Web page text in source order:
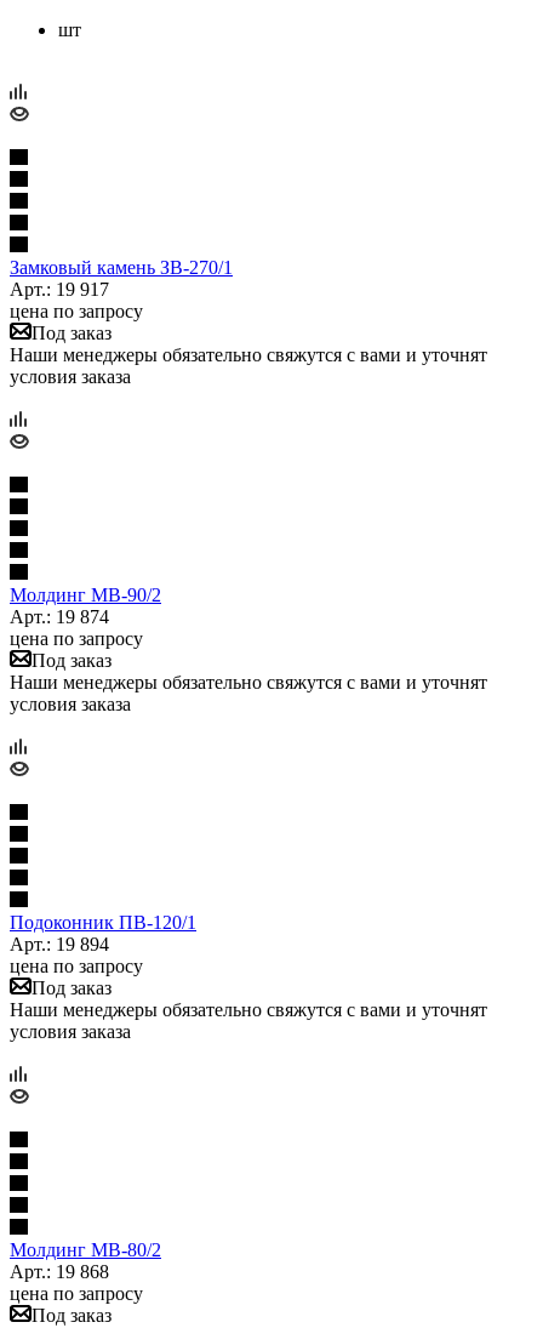
шт
Замковый камень ЗВ-270/1
Арт.: 19 917
цена по запросу
Под заказ
Наши менеджеры обязательно свяжутся с вами и уточнят
условия заказа
Молдинг МВ-90/2
Арт.: 19 874
цена по запросу
Под заказ
Наши менеджеры обязательно свяжутся с вами и уточнят
условия заказа
Подоконник ПB-120/1
Арт.: 19 894
цена по запросу
Под заказ
Наши менеджеры обязательно свяжутся с вами и уточнят
условия заказа
Молдинг МВ-80/2
Арт.: 19 868
цена по запросу
Под заказ